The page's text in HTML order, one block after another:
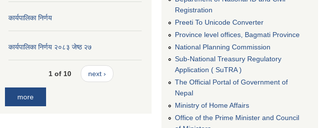
कार्यपालिका निर्णय
कार्यपालिका निर्णय २०८३ जेष्ठ २७
1 of 10 next ›
more
Registration
Preeti To Unicode Converter
Province level offices, Bagmati Province
National Planning Commission
Sub-National Treasury Regulatory
Application ( SuTRA )
The Official Portal of Government of
Nepal
Ministry of Home Affairs
Office of the Prime Minister and Council